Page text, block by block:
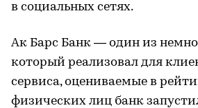
в социальных сетях.
Ак Барс Банк — один из
который реализовал для
сервиса, оцениваемые в
физических лиц банк